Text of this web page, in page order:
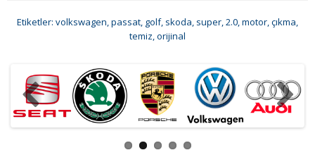
Etiketler: volkswagen,passat, golf, skoda, super,2.0,motor,çıkma,
temiz,orijinal